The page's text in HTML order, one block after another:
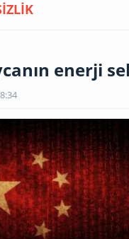
enerji